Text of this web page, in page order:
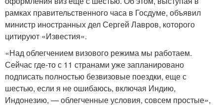
рамках правительственного часа в Госдуме, объявил
министр иностранных дел Сергей Лавров, которого
цитируют «Известия».
«Над облегчением визового режима мы работаем.
Сейчас где-то с 11 странами уже запланировано
подписать полностью безвизовые поездки, еще с
шестью, если я не ошибаюсь, включая Индию,
Индонезию, — облегченные условия, совсем простые»,